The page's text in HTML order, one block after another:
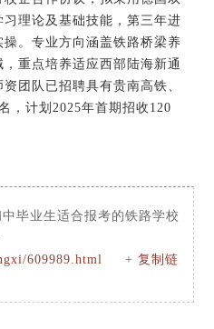
理论及基础技能，第三年进
。专业方向涵盖铁路桥梁养
重点培养适应西部陆海新通
团队已招聘具有贵南高铁、
，计划2025年首期招收120
毕业生适合报考的铁路学校
609989.html
+复制链